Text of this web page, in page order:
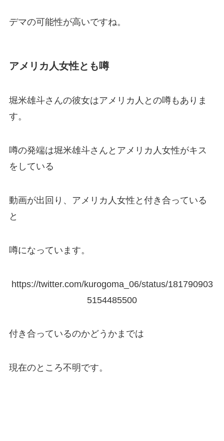
デマの可能性が高いですね。
アメリカ人女性とも噂
堀米雄斗さんの彼女はアメリカ人との噂もありま
す。
噂の発端は堀米雄斗さんとアメリカ人女性がキス
をしている
動画が出回り、アメリカ人女性と付き合っている
と
噂になっています。
https://twitter.com/kurogoma_06/status/181790903
5154485500
付き合っているのかどうかまでは
現在のところ不明です。